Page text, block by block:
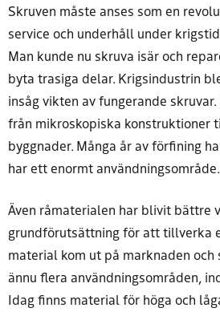
Skruven måste anses som en
service och underhåll under
Man kunde nu skruva isär och
byta trasiga delar. Krigsindustrin
insåg vikten av fungerande
från mikroskopiska konstruktioner
byggnader. Många år av förfining
har ett enormt användningsområde.
Även råmaterialen har blivit bättre
grundförutsättning för att tillverka
material kom ut på marknaden
ännu flera användningsområden,
Idag finns material för höga och